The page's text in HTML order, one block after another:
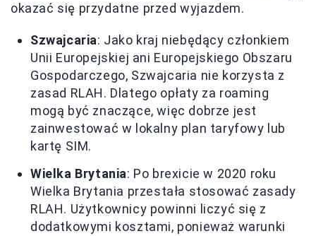
okazać się przydatne przed wyjazdem.
Szwajcaria: Jako kraj niebędący członkiem
Unii Europejskiej ani Europejskiego Obszaru
Gospodarczego, Szwajcaria nie korzysta z
zasad RLAH. Dlatego opłaty za roaming
mogą być znaczące, więc dobrze jest
zainwestować w lokalny plan taryfowy lub
kartę SIM.
Wielka Brytania: Po brexicie w 2020 roku
Wielka Brytania przestała stosować zasady
RLAH. Użytkownicy powinni liczyć się z
dodatkowymi kosztami, ponieważ warunki